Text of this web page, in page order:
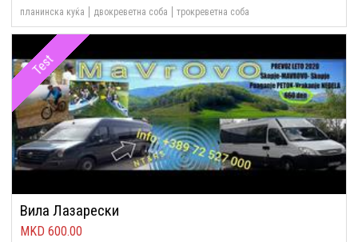
планинска куќа двокреветна соба трокреветна соба
Test
Вила Лазарески
600.00